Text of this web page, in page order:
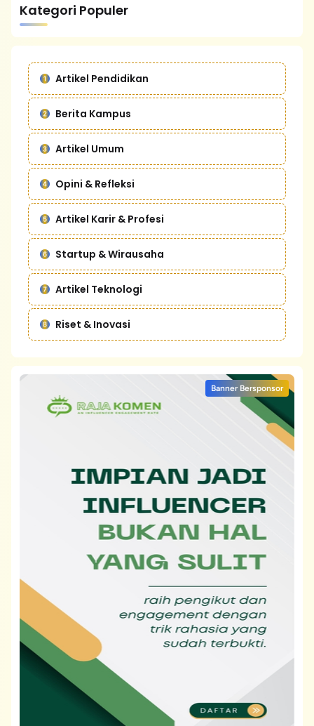
Kategori Populer
Artikel Pendidikan
Berita Kampus
Artikel Umum
Opini & Refleksi
Artikel Karir & Profesi
Startup & Wirausaha
Artikel Teknologi
Riset & Inovasi
Banner Bersponsor